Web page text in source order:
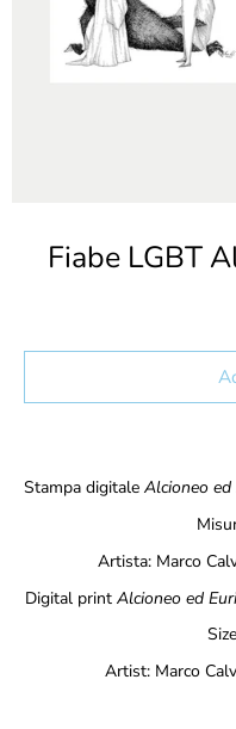
Fiabe LGBT
me
is
available:
Stampa digitale Alcioneo ed
Artista: Marco
Digital print Alcioneo ed
Artist: Marco